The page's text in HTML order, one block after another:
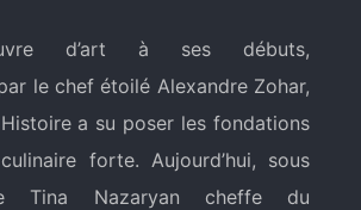
d’art à ses débuts,
le chef étoilé Alexandre Zohar,
a su poser les fondations
forte. Aujourd’hui, sous
Tina Nazaryan cheffe du